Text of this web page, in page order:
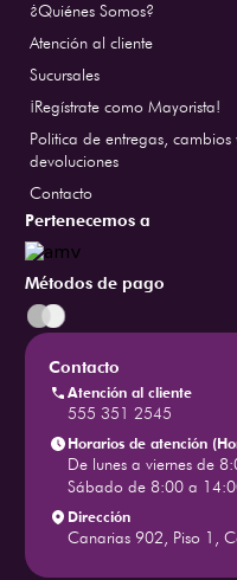
¿Quiénes Somos?
Atención al cliente
Sucursales
¡Regístrate como Mayorista!
Politica de entregas, cambios
devoluciones
Contacto
Pertenecemos a
Métodos de pago
Contacto
Atención al cliente
555 351 2545
Horarios de atención
De lunes a viernes de
Sábado de 8:00 a
Dirección
Canarias 902, Piso 1,